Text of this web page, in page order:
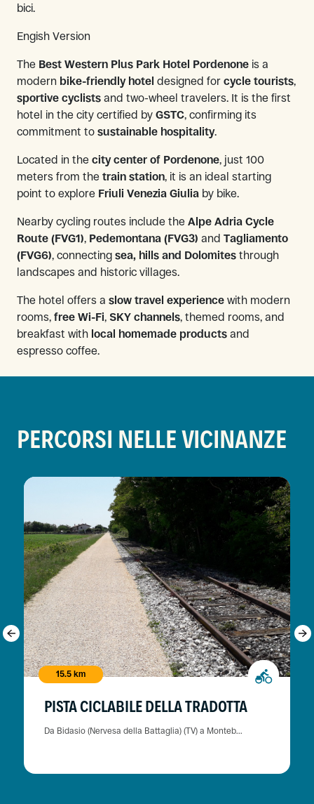
bici.
Engish Version
The Best Western Plus Park Hotel Pordenone is a
modern bike-friendly hotel designed for cycle tourists,
sportive cyclists and two-wheel travelers. It is the first
hotel in the city certified by GSTC, confirming its
commitment to sustainable hospitality.
Located in the city center of Pordenone, just 100
meters from the train station, it is an ideal starting
point to explore Friuli Venezia Giulia by bike.
Nearby cycling routes include the Alpe Adria Cycle
Route (FVG1), Pedemontana (FVG3) and Tagliamento
(FVG6), connecting sea, hills and Dolomites through
landscapes and historic villages.
The hotel offers a slow travel experience with modern
rooms, free Wi-Fi, SKY channels, themed rooms, and
breakfast with local homemade products and
espresso coffee.
PERCORSI NELLE VICINANZE
15.5 km
PISTA CICLABILE DELLA TRADOTTA
Da Bidasio (Nervesa della Battaglia) (TV) a Monteb...